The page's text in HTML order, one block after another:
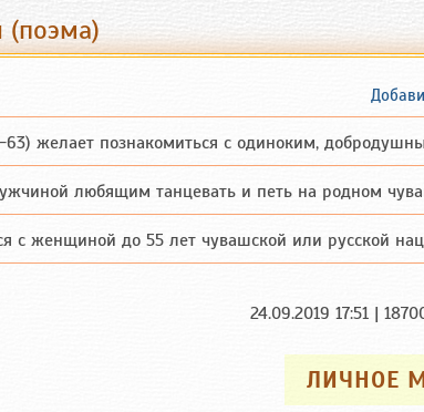
(поэма)
желает познакомиться с одиноким, добродушным, без
любящим танцевать и петь на родном
с женщиной до 55 лет чувашской или русской
24.09.2019 17:51 |
ЛИЧНОЕ